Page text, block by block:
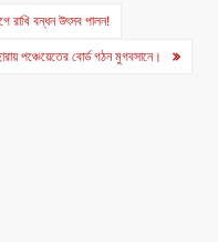
রাখি বন্ধন উৎসব পালন!
পঞ্চেয়েতের বোর্ড গঠন মুগবসানে।